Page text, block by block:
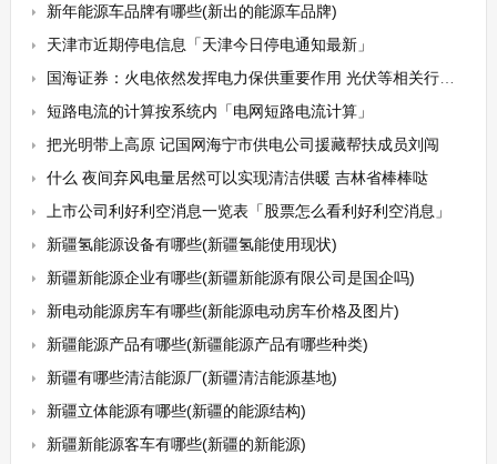
新年能源车品牌有哪些(新出的能源车品牌)
天津市近期停电信息「天津今日停电通知最新」
国海证券：火电依然发挥电力保供重要作用 光伏等相关行业有望持续景气
短路电流的计算按系统内「电网短路电流计算」
把光明带上高原 记国网海宁市供电公司援藏帮扶成员刘闯
什么 夜间弃风电量居然可以实现清洁供暖 吉林省棒棒哒
上市公司利好利空消息一览表「股票怎么看利好利空消息」
新疆氢能源设备有哪些(新疆氢能使用现状)
新疆新能源企业有哪些(新疆新能源有限公司是国企吗)
新电动能源房车有哪些(新能源电动房车价格及图片)
新疆能源产品有哪些(新疆能源产品有哪些种类)
新疆有哪些清洁能源厂(新疆清洁能源基地)
新疆立体能源有哪些(新疆的能源结构)
新疆新能源客车有哪些(新疆的新能源)